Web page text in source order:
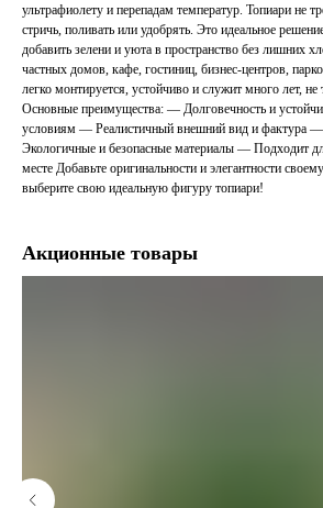
ультрафиолету и перепадам температур. Топиари не
стричь, поливать или удобрять. Это идеальное
добавить зелени и уюта в пространство без лишних
частных домов, кафе, гостиниц, бизнес-центров,
легко монтируется, устойчиво и служит много лет, не
Основные преимущества: — Долговечность и
условиям — Реалистичный внешний вид и фактура
Экологичные и безопасные материалы — Подходит
месте Добавьте оригинальности и элегантности
выберите свою идеальную фигуру топиари!
Акционные товары